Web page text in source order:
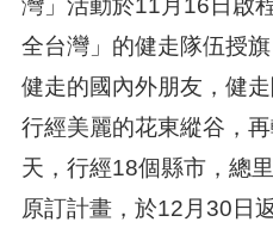
灣」活動於11月16日啟
全台灣」的健走隊伍授
健走的國內外朋友，健
行經美麗的花東縱谷，
天，行經18個縣市，總
原訂計畫，於12月30日